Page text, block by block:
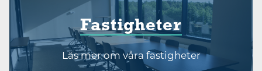
Fastigheter
Läs mer om våra fastigheter